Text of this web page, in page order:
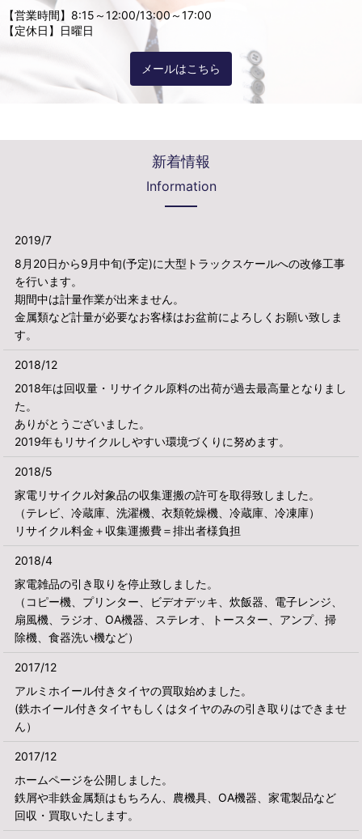
【営業時間】8:15～12:00/13:00～17:00
【定休日】日曜日
メールはこちら
新着情報
Information
2019/7
8月20日から9月中旬(予定)に大型トラックスケールへの改修工事
を行います。
期間中は計量作業が出来ません。
金属類など計量が必要なお客様はお盆前によろしくお願い致しま
す。
2018/12
2018年は回収量・リサイクル原料の出荷が過去最高量となりまし
た。
ありがとうございました。
2019年もリサイクルしやすい環境づくりに努めます。
2018/5
家電リサイクル対象品の収集運搬の許可を取得致しました。
（テレビ、冷蔵庫、洗濯機、衣類乾燥機、冷蔵庫、冷凍庫）
リサイクル料金＋収集運搬費＝排出者様負担
2018/4
家電雑品の引き取りを停止致しました。
（コピー機、プリンター、ビデオデッキ、炊飯器、電子レンジ、
扇風機、ラジオ、OA機器、ステレオ、トースター、アンプ、掃
除機、食器洗い機など）
2017/12
アルミホイール付きタイヤの買取始めました。
(鉄ホイール付きタイヤもしくはタイヤのみの引き取りはできませ
ん）
2017/12
ホームページを公開しました。
鉄屑や非鉄金属類はもちろん、農機具、OA機器、家電製品など
回収・買取いたします。